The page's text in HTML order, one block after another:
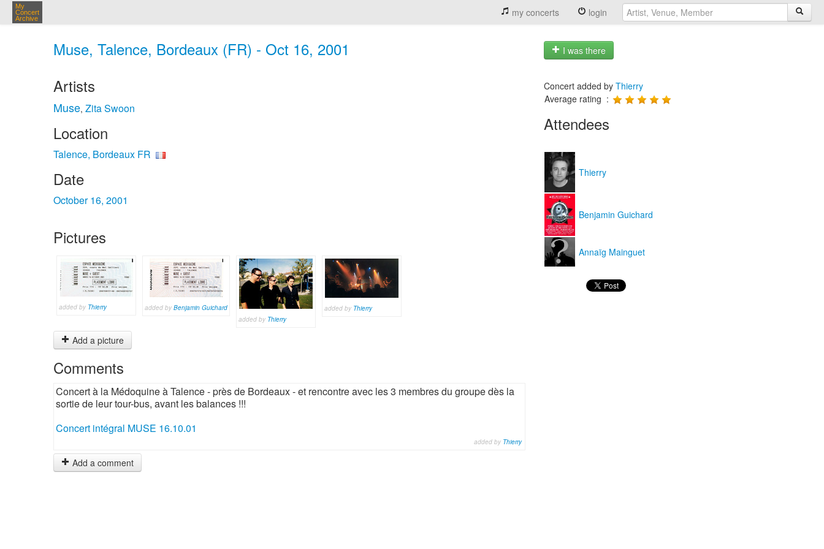
My
Concert
Archive
my concerts login
Muse, Talence, Bordeaux (FR) - Oct 16, 2001 I was there
Artists
Muse, Zita Swoon
Location
Talence, Bordeaux FR
Date
October 16, 2001
Pictures
added by Thierry added by Benjamin Guichard
added by Thierry
added by Thierry
Add a picture
Comments
Concert à la Médoquine à Talence - près de Bordeaux - et rencontre avec les 3 membres du groupe dès la
sortie de leur tour-bus, avant les balances !!!
Concert intégral MUSE 16.10.01
added by Thierry
Add a comment
Concert added by Thierry
Average rating :
Attendees
Thierry
Benjamin Guichard
Annaïg Mainguet